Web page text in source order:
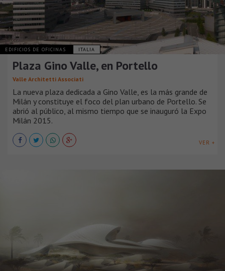
EDIFICIOS DE OFICINAS ITALIA
Plaza Gino Valle, en Portello
Valle Architetti Associati
La nueva plaza dedicada a Gino Valle, es la más grande de
Milán y constituye el foco del plan urbano de Portello. Se
abrió al público, al mismo tiempo que se inauguró la Expo
Milán 2015.
VER +